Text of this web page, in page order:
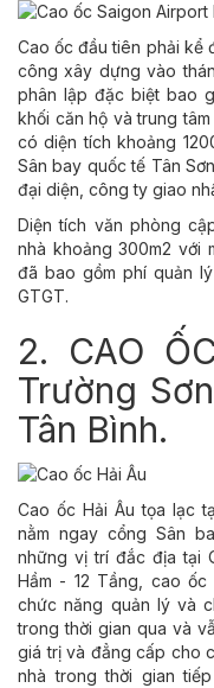
Cao ốc đầu tiên phải kể
công xây dựng vào
phân lập đặc biệt bao
khối căn hộ và trung
có diện tích khoảng
Sân bay quốc tế Tân
đại diện, công ty giao
Diện tích văn phòng
nhà khoảng 300m2 với
đã bao gồm phí quản
GTGT.
2. CAO
Trường
Tân Bình.
Cao ốc Hải Âu tọa lạc
nằm ngay cổng Sân
những vị trí đắc địa tại
Hầm - 12 Tầng, cao
chức năng quản lý và
trong thời gian qua và
giá trị và đẳng cấp cho
nhà trong thời gian